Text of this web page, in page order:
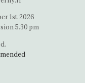
1st 2026
5.30 pm